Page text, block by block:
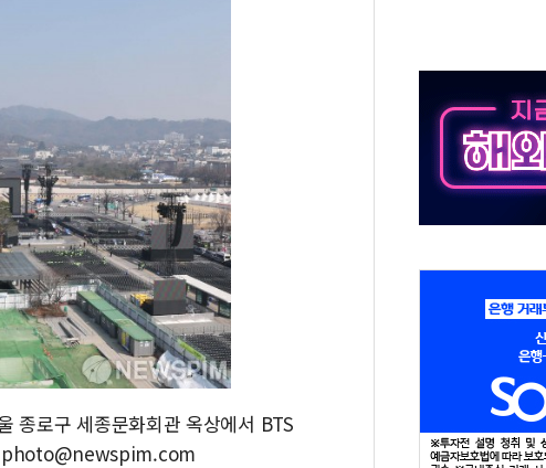
李대통령 "40도 폭염, 외신에서나 보던 일"…전방위 대
법무법인 YK, 교정위원 중앙협의회와 맞손…수용자·
컴투스, 8일부터 서머너즈 워 챔피언십 개최
제주항공, 하반기 객실승무원 공개채용
종로구 세종문화회관 옥상에서 BTS
photo@newspim.com